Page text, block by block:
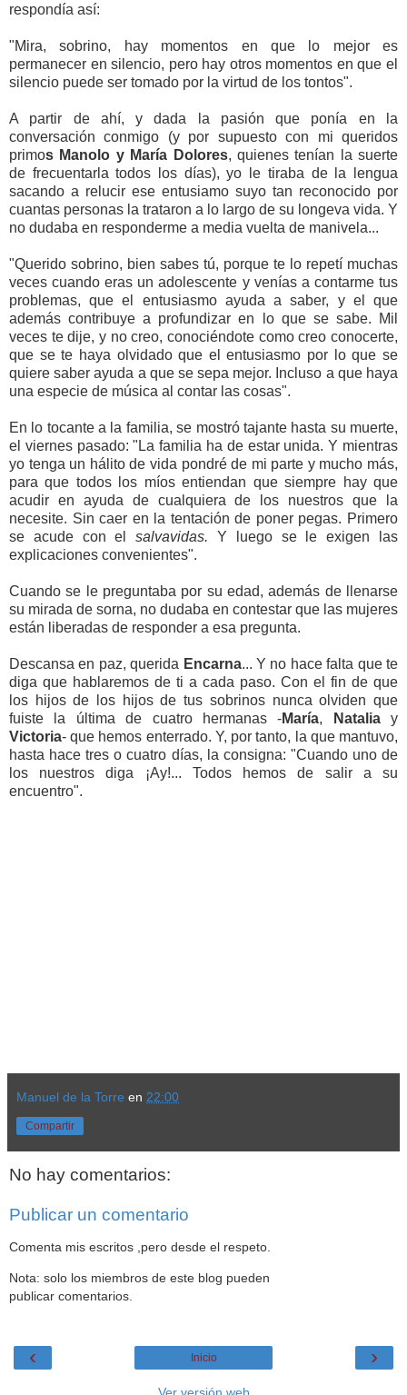
respondía así:
"Mira, sobrino, hay momentos en que lo mejor es
permanecer en silencio, pero hay otros momentos en que el
silencio puede ser tomado por la virtud de los tontos".
A partir de ahí, y dada la pasión que ponía en la
conversación conmigo (y por supuesto con mi queridos
primos Manolo y María Dolores, quienes tenían la suerte
de frecuentarla todos los días), yo le tiraba de la lengua
sacando a relucir ese entusiamo suyo tan reconocido por
cuantas personas la trataron a lo largo de su longeva vida. Y
no dudaba en responderme a media vuelta de manivela...
"Querido sobrino, bien sabes tú, porque te lo repetí muchas
veces cuando eras un adolescente y venías a contarme tus
problemas, que el entusiasmo ayuda a saber, y el que
además contribuye a profundizar en lo que se sabe. Mil
veces te dije, y no creo, conociéndote como creo conocerte,
que se te haya olvidado que el entusiasmo por lo que se
quiere saber ayuda a que se sepa mejor. Incluso a que haya
una especie de música al contar las cosas".
En lo tocante a la familia, se mostró tajante hasta su muerte,
el viernes pasado: "La familia ha de estar unida. Y mientras
yo tenga un hálito de vida pondré de mi parte y mucho más,
para que todos los míos entiendan que siempre hay que
acudir en ayuda de cualquiera de los nuestros que la
necesite. Sin caer en la tentación de poner pegas. Primero
se acude con elsalvavidas.Y luego se le exigen las
explicaciones convenientes".
Cuando se le preguntaba por su edad, además de llenarse
su mirada de sorna, no dudaba en contestar que las mujeres
están liberadas de responder a esa pregunta.
Descansa en paz, querida Encarna... Y no hace falta que te
diga que hablaremos de ti a cada paso. Con el fin de que
los hijos de los hijos de tus sobrinos nunca olviden que
fuiste la última de cuatro hermanas -María, Nataliay
Victoria- que hemos enterrado. Y, por tanto, la que mantuvo,
hasta hace tres o cuatro días, la consigna: "Cuando uno de
los nuestros diga ¡Ay!... Todos hemos de salir a su
encuentro".
Manuel de la Torre en 22:00
Compartir
No hay comentarios:
Publicar un comentario
Comenta mis escritos ,pero desde el respeto.
Nota: solo los miembros de este blog pueden
publicar comentarios.
‹ ›
Inicio
Ver versión web